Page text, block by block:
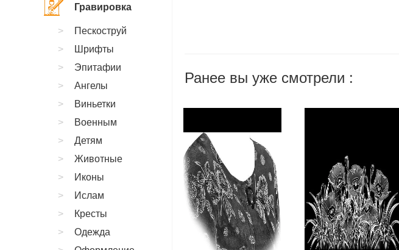
Ранее вы уже смотрели :
Гравировка
Пескоструй
Шрифты
Эпитафии
Ангелы
Виньетки
Военным
Детям
Животные
Иконы
Ислам
Кресты
Одежда